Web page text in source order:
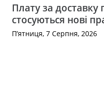
Плату за доставку
стосуються нові
П’ятниця, 7 Серпня, 2026